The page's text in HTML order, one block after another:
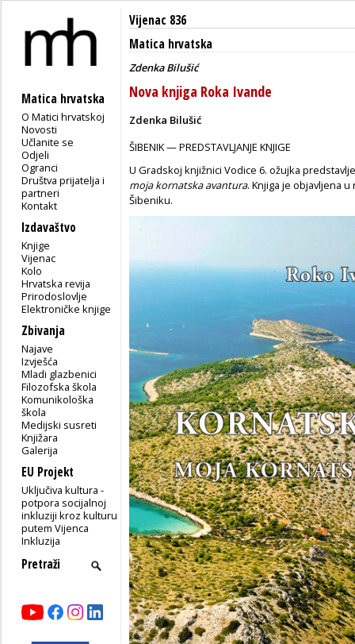
Matica hrvatska
O Matici hrvatskoj
Novosti
Učlanite se
Odjeli
Ogranci
Društva prijatelja i
partneri
Kontakt
Izdavaštvo
Knjige
Vijenac
Kolo
Hrvatska revija
Prirodoslovlje
Elektroničke knjige
Zbivanja
Najave
Izvješća
Mladi glazbenici
Filozofska škola
Komunikološka
škola
Medijski susreti
Knjižara
Galerija
EU Projekt
Uključiva kultura -
potpora socijalnoj
inkluziji kroz kulturu
putem Vijenca
Inkluzija
Vijenac 836
Matica hrvatska
Zdenka Bilušić
Nova knjiga Roka Ivande
Zdenka Bilušić
ŠIBENIK — PREDSTAVLJANJE KNJIGE
U Gradskoj knjižnici Vodice 6. ožujka
moja kornatska avantura. Knjiga je objavljena
Šibeniku.